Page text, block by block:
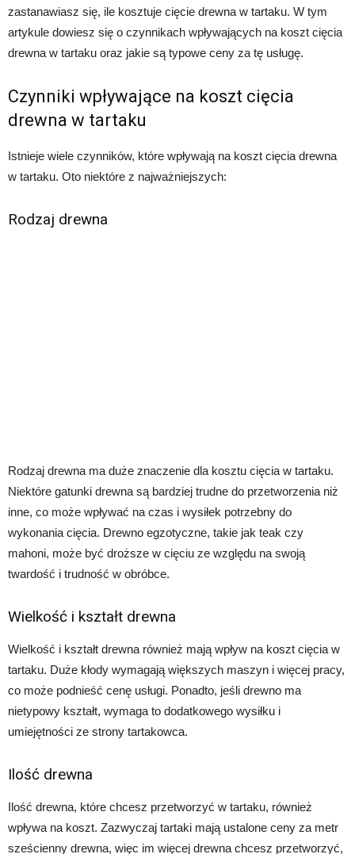
zastanawiasz się, ile kosztuje cięcie drewna w tartaku. W tym
artykule dowiesz się o czynnikach wpływających na koszt cięcia
drewna w tartaku oraz jakie są typowe ceny za tę usługę.
Czynniki wpływające na koszt cięcia
drewna w tartaku
Istnieje wiele czynników, które wpływają na koszt cięcia drewna
w tartaku. Oto niektóre z najważniejszych:
Rodzaj drewna
Rodzaj drewna ma duże znaczenie dla kosztu cięcia w tartaku.
Niektóre gatunki drewna są bardziej trudne do przetworzenia niż
inne, co może wpływać na czas i wysiłek potrzebny do
wykonania cięcia. Drewno egzotyczne, takie jak teak czy
mahoni, może być droższe w cięciu ze względu na swoją
twardość i trudność w obróbce.
Wielkość i kształt drewna
Wielkość i kształt drewna również mają wpływ na koszt cięcia w
tartaku. Duże kłody wymagają większych maszyn i więcej pracy,
co może podnieść cenę usługi. Ponadto, jeśli drewno ma
nietypowy kształt, wymaga to dodatkowego wysiłku i
umiejętności ze strony tartakowca.
Ilość drewna
Ilość drewna, które chcesz przetworzyć w tartaku, również
wpływa na koszt. Zazwyczaj tartaki mają ustalone ceny za metr
sześcienny drewna, więc im więcej drewna chcesz przetworzyć,